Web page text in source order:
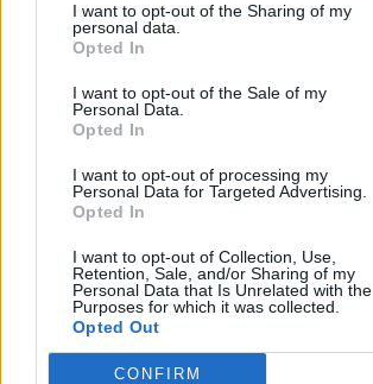
I want to opt-out of the Sharing of my
personal data.
Opted In
I want to opt-out of the Sale of my
Personal Data.
Opted In
I want to opt-out of processing my
Personal Data for Targeted Advertising.
Opted In
I want to opt-out of Collection, Use,
Retention, Sale, and/or Sharing of my
Personal Data that Is Unrelated with the
Purposes for which it was collected.
Opted Out
CONFIRM
TE TE